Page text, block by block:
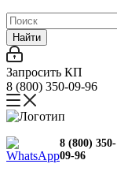
Найти
Запросить КП
8 (800) 350-09-96
8 (800) 350-
09-96